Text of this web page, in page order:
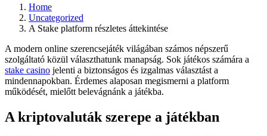
Home
Uncategorized
A Stake platform részletes áttekintése
A modern online szerencsejáték világában számos népszerű
szolgáltató közül választhatunk manapság. Sok játékos számára a
stake casino jelenti a biztonságos és izgalmas választást a
mindennapokban. Érdemes alaposan megismerni a platform
működését, mielőtt belevágnánk a játékba.
A kriptovaluták szerepe a játékban